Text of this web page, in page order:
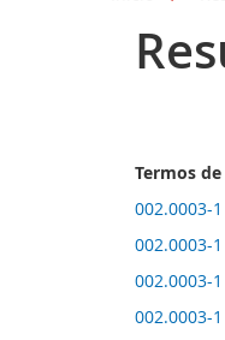
Termos
002.0003-
002.0003-
002.0003-
002.0003-